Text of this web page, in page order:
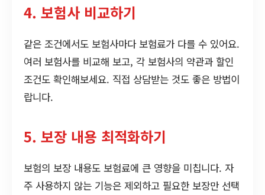
4. 보험사 비교하기
같은 조건에서도 보험사마다 보험료가 다를 수 있어요.
여러 보험사를 비교해 보고, 각 보험사의 약관과 할인
조건도 확인해보세요. 직접 상담받는 것도 좋은 방법이
랍니다.
5. 보장 내용 최적화하기
보험의 보장 내용도 보험료에 큰 영향을 미칩니다. 자
주 사용하지 않는 기능은 제외하고 필요한 보장만 선택